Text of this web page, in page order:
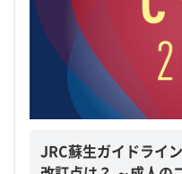
JRC蘇生ガイドライ